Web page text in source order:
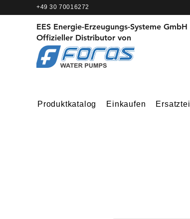
+49 30 70016272
EES Energie-Erzeugungs-Systeme GmbH
Offizieller Distributor von
Produktkatalog Einkaufen